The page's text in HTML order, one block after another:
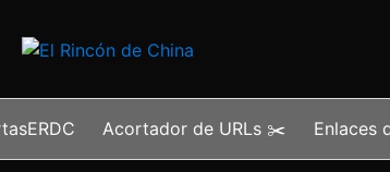
Acortador de URLs ✂️ Enlaces